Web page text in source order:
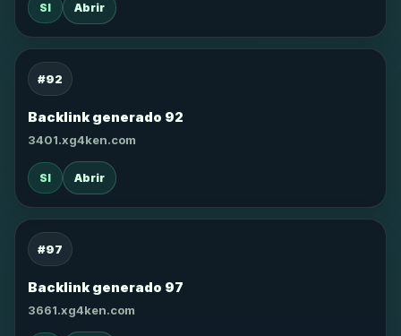
SI Abrir
#92
Backlink generado 92
3401.xg4ken.com
SI Abrir
#97
Backlink generado 97
3661.xg4ken.com